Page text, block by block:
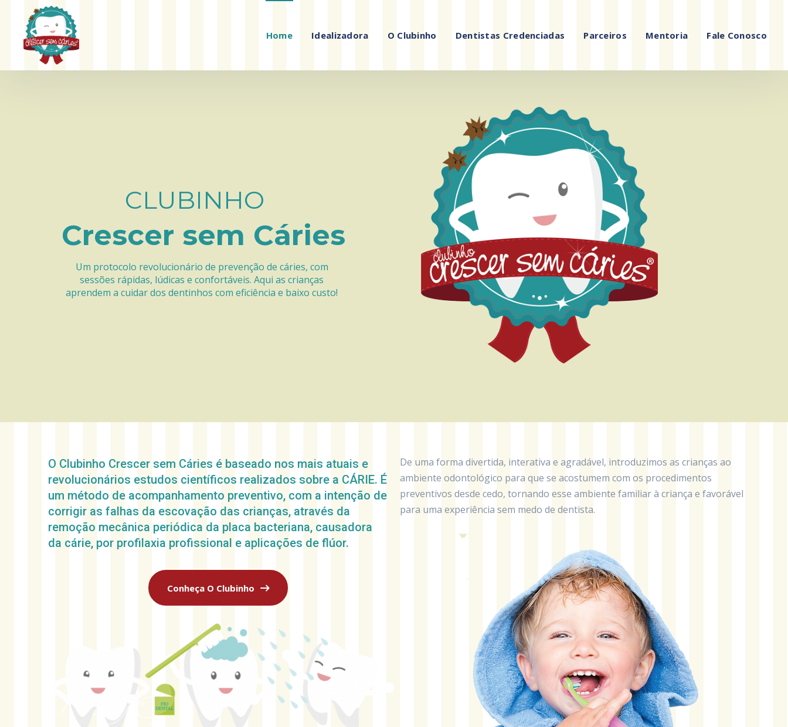
Home Idealizadora O Clubinho Dentistas Credenciadas Parceiros Mentoria Fale Conosco
CLUBINHO
Um protocolo revolucionário de prevenção de cáries, com
sessões rápidas, lúdicas e confortáveis. Aqui as crianças
aprendem a cuidar dos dentinhos com eficiência e baixo custo!
Crescer sem Cáries
O Clubinho Crescer sem Cáries é baseado nos mais atuais e
revolucionários estudos científicos realizados sobre a CÁRIE. É
um método de acompanhamento preventivo, com a intenção de
corrigir as falhas da escovação das crianças, através da
remoção mecânica periódica da placa bacteriana, causadora
da cárie, por profilaxia profissional e aplicações de flúor.
Conheça O Clubinho
De uma forma divertida, interativa e agradável, introduzimos as crianças ao
ambiente odontológico para que se acostumem com os procedimentos
preventivos desde cedo, tornando esse ambiente familiar à criança e favorável
para uma experiência sem medo de dentista.